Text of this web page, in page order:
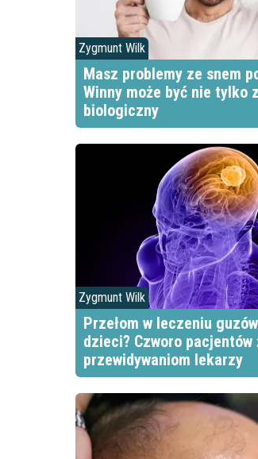
Zygmunt Wilk
Masz problemy ze snem
Winny może być nie tylko
biologiczny
Zygmunt Wilk
Przełom w leczeniu
dzieci? Czworo pacjentów
przewidywaniom lekarzy